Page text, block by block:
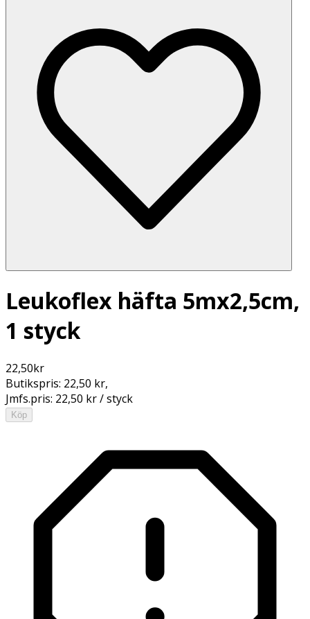
Leukoflex häfta 5mx2,5cm,
1 styck
22,50kr
Butikspris: 22,50 kr,
Jmfs.pris: 22,50 kr / styck
Köp